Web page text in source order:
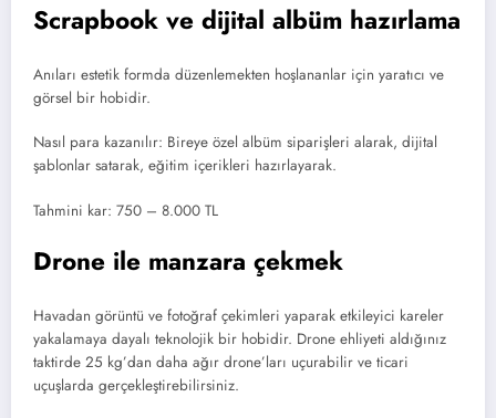
Scrapbook ve dijital albüm hazırlama
Anıları estetik formda düzenlemekten hoşlananlar için yaratıcı ve
görsel bir hobidir.
Nasıl para kazanılır: Bireye özel albüm siparişleri alarak, dijital
şablonlar satarak, eğitim içerikleri hazırlayarak.
Tahmini kar: 750 – 8.000 TL
Drone ile manzara çekmek
Havadan görüntü ve fotoğraf çekimleri yaparak etkileyici kareler
yakalamaya dayalı teknolojik bir hobidir. Drone ehliyeti aldığınız
taktirde 25 kg’dan daha ağır drone’ları uçurabilir ve ticari
uçuşlarda gerçekleştirebilirsiniz.